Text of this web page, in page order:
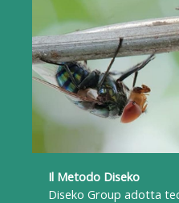
Il Metodo Diseko
Diseko Group adotta